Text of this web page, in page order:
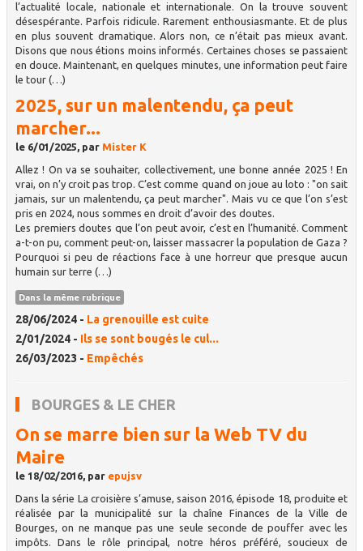
l’actualité locale, nationale et internationale. On la trouve souvent
désespérante. Parfois ridicule. Rarement enthousiasmante. Et de plus
en plus souvent dramatique. Alors non, ce n’était pas mieux avant.
Disons que nous étions moins informés. Certaines choses se passaient
en douce. Maintenant, en quelques minutes, une information peut faire
le tour (…)
2025, sur un malentendu, ça peut
marcher...
le 6/01/2025, par Mister K
Allez ! On va se souhaiter, collectivement, une bonne année 2025 ! En
vrai, on n’y croit pas trop. C’est comme quand on joue au loto : "on sait
jamais, sur un malentendu, ça peut marcher". Mais vu ce que l’on s’est
pris en 2024, nous sommes en droit d’avoir des doutes.
Les premiers doutes que l’on peut avoir, c’est en l’humanité. Comment
a-t-on pu, comment peut-on, laisser massacrer la population de Gaza ?
Pourquoi si peu de réactions face à une horreur que presque aucun
humain sur terre (…)
Dans la même rubrique
28/06/2024 - La grenouille est cuite
2/01/2024 - Ils se sont bougés le cul...
26/03/2023 - Empêchés
BOURGES & LE CHER
On se marre bien sur la Web TV du
Maire
le 18/02/2016, par epujsv
Dans la série La croisière s’amuse, saison 2016, épisode 18, produite et
réalisée par la municipalité sur la chaîne Finances de la Ville de
Bourges, on ne manque pas une seule seconde de pouffer avec les
impôts. Dans le rôle principal, notre héros préféré, soucieux de